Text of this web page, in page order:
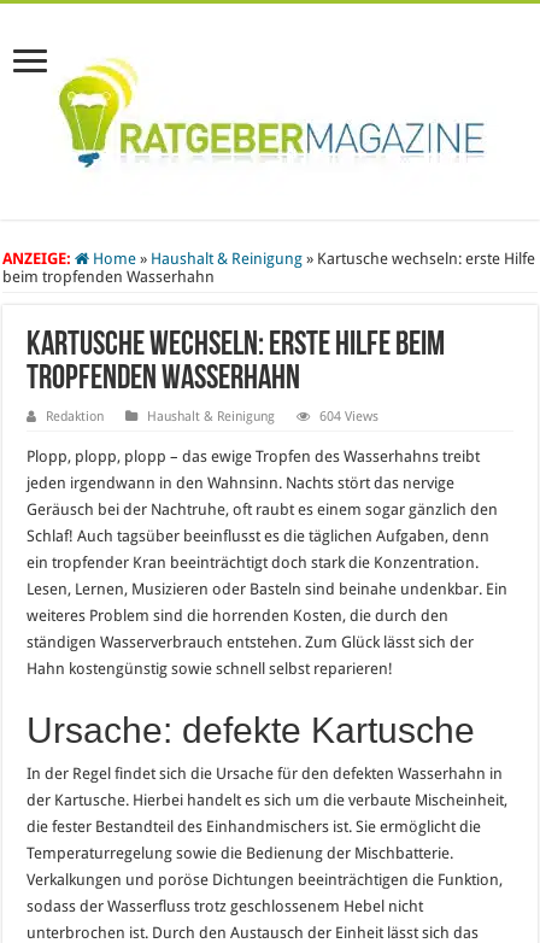
ANZEIGE: Home » Haushalt & Reinigung » Kartusche wechseln: erste Hilfe
beim tropfenden Wasserhahn
Kartusche wechseln: erste Hilfe beim
tropfenden Wasserhahn
Redaktion Haushalt & Reinigung 604 Views
Plopp, plopp, plopp – das ewige Tropfen des Wasserhahns treibt
jeden irgendwann in den Wahnsinn. Nachts stört das nervige
Geräusch bei der Nachtruhe, oft raubt es einem sogar gänzlich den
Schlaf! Auch tagsüber beeinflusst es die täglichen Aufgaben, denn
ein tropfender Kran beeinträchtigt doch stark die Konzentration.
Lesen, Lernen, Musizieren oder Basteln sind beinahe undenkbar. Ein
weiteres Problem sind die horrenden Kosten, die durch den
ständigen Wasserverbrauch entstehen. Zum Glück lässt sich der
Hahn kostengünstig sowie schnell selbst reparieren!
Ursache: defekte Kartusche
In der Regel findet sich die Ursache für den defekten Wasserhahn in
der Kartusche. Hierbei handelt es sich um die verbaute Mischeinheit,
die fester Bestandteil des Einhandmischers ist. Sie ermöglicht die
Temperaturregelung sowie die Bedienung der Mischbatterie.
Verkalkungen und poröse Dichtungen beeinträchtigen die Funktion,
sodass der Wasserfluss trotz geschlossenem Hebel nicht
unterbrochen ist. Durch den Austausch der Einheit lässt sich das